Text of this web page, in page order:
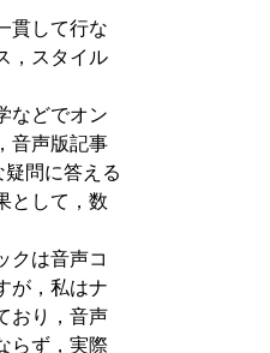
貫して行な
，スタイル
などでオン
音声版記事
問に答える
として，数
クは音声コ
が，私はナ
おり，音声
らず，実際